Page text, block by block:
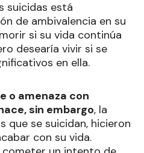
suicidas está
de ambivalencia en su
si su vida continúa
desearía vivir si se
en ella.
o amenaza con
sin embargo, la
que se suicidan, hicieron
con su vida.